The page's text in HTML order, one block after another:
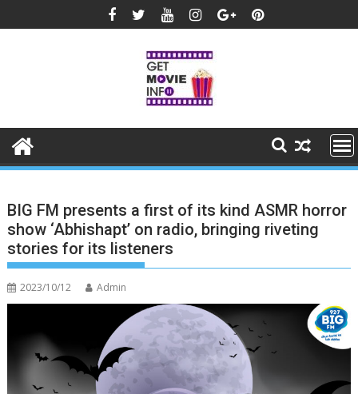
to
BIG FM presents a first of its kind ASMR horror
show ‘Abhishapt’ on radio, bringing riveting
stories for its listeners
2023/10/12 Admin